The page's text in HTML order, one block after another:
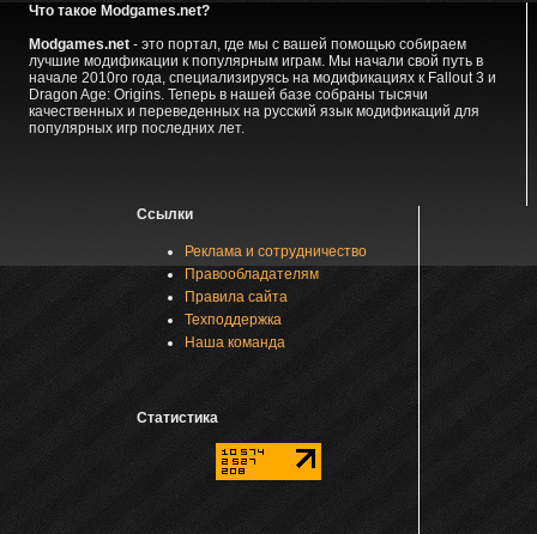
Что такое Modgames.net?
Modgames.net- это портал, где мы с вашей помощью собираем
лучшие модификации к популярным играм. Мы начали свой путь в
начале 2010го года, специализируясь на модификациях к Fallout 3 и
Dragon Age: Origins. Теперь в нашей базе собраны тысячи
качественных и переведенных на русский язык модификаций для
популярных игр последних лет.
Ссылки
Реклама и сотрудничество
Правообладателям
Правила сайта
Техподдержка
Наша команда
Статистика